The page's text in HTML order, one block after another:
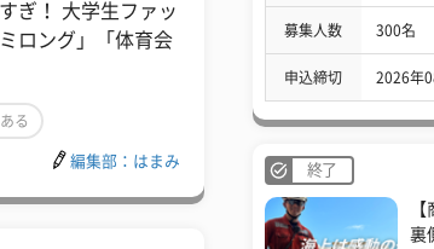
ぎ！ 大学生ファッ
ロング」「体育会
る
編集部：はまみ
募集人数 300名
申込締切 2026年
終了
裏